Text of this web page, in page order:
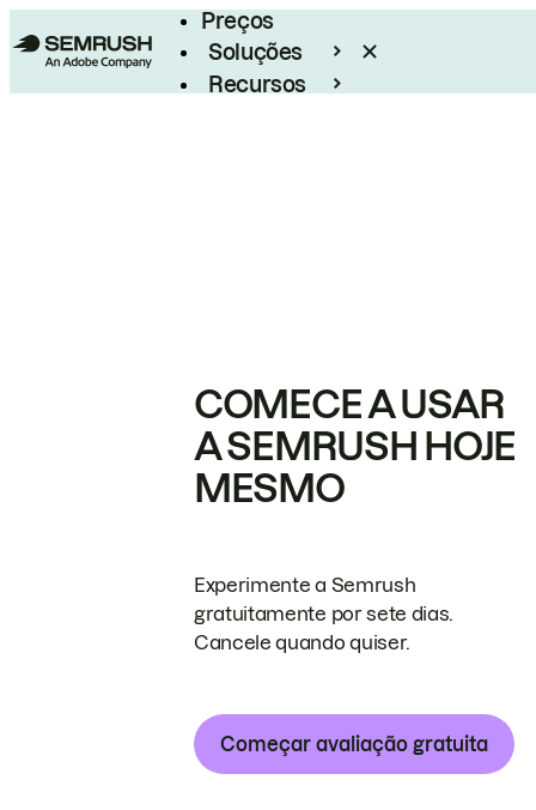
Preços
Soluções
Recursos
COMECE A USAR
A SEMRUSH HOJE
MESMO
Experimente a Semrush
gratuitamente por sete dias.
Cancele quando quiser.
Começar avaliação gratuita